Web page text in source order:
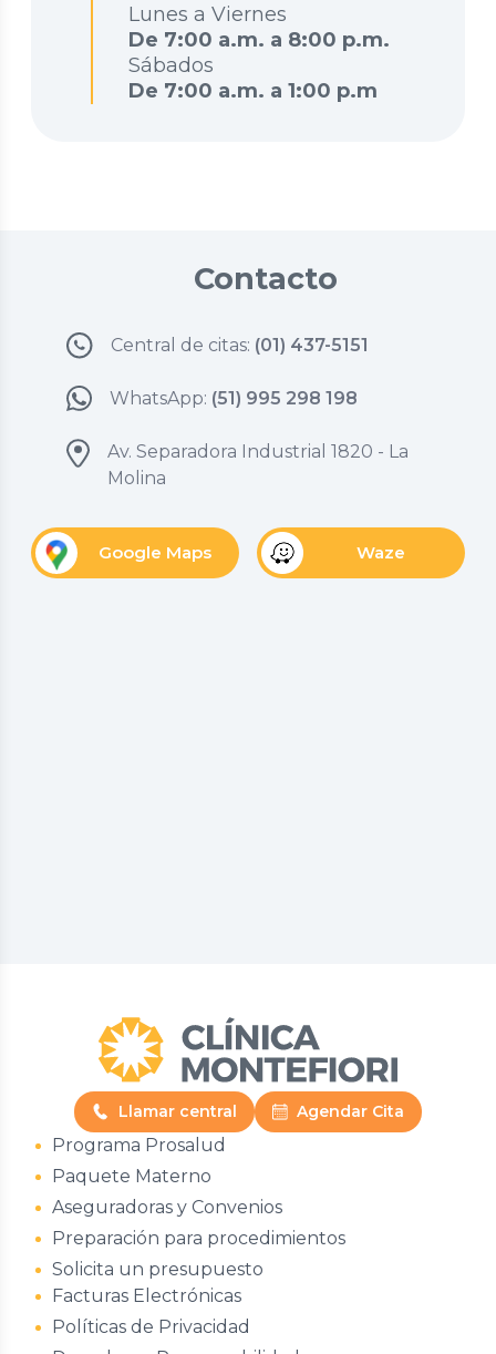
Lunes a Viernes
De 7:00 a.m. a 8:00 p.m.
Sábados
De 7:00 a.m. a 1:00 p.m
Contacto
Central de citas: (01) 437-5151
WhatsApp: (51) 995 298 198
Av. Separadora Industrial 1820 - La
Molina
Google Maps Waze
Llamar central Agendar Cita
Programa Prosalud
Paquete Materno
Aseguradoras y Convenios
Preparación para procedimientos
Solicita un presupuesto
Facturas Electrónicas
Políticas de Privacidad